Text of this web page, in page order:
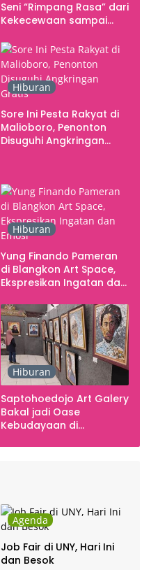
Seni “Rimpang Rasa” dari
Kekecewaan sampai
Yogyakarta sebagai
Pusat Pergerakan Seni
Rupa Indonesia
Hiburan
Sore Ini Pesta Rakyat di
Malioboro, Penonton
Disuguhi Angkringan
Hiburan
Yung Finando Pameran
di Blangkon Art Space,
Ekspresikan Ingatan dan
Hiburan
Saptohoedojo Art Galery
Bakal jadi Oase
Kebudayaan di
Agenda
Job Fair di UNY, Hari Ini
dan Besok